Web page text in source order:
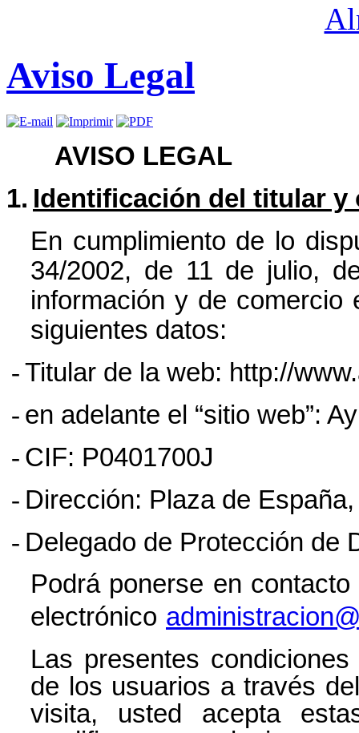
Aviso Legal
AVISO LEGAL
1. Identificación del titular y
En cumplimiento de lo
34/2002, de 11 de julio,
información y de comercio
siguientes datos:
-Titular de la web: http://
- en adelante el “sitio web”:
- CIF: P0401700J
- Dirección: Plaza de
- Delegado de Protección de
Podrá ponerse en
electrónico
Las presentes
de los usuarios a través
visita, usted acepta